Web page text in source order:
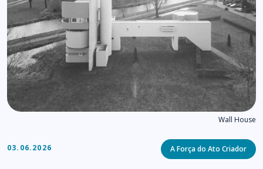
Wall House
03.06.2026 Categories
A Força do Ato Criador